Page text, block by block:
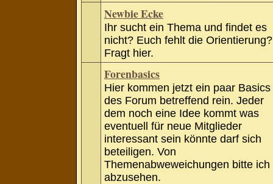
Newbie Ecke
Ihr sucht ein Thema und findet es
nicht? Euch fehlt die Orientierung?
Fragt hier.
Forenbasics
Hier kommen jetzt ein paar Basics
des Forum betreffend rein. Jeder
dem noch eine Idee kommt was
eventuell für neue Mitglieder
interessant sein könnte darf sich
beteiligen. Von
Themenabweweichungen bitte ich
abzusehen.